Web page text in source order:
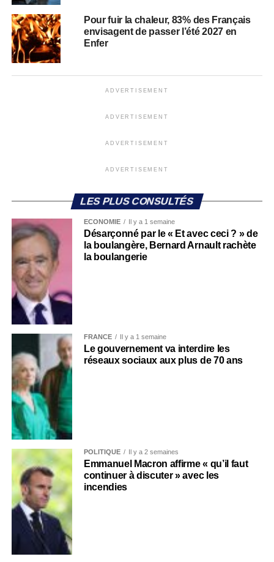
Pour fuir la chaleur, 83% des Français
envisagent de passer l’été 2027 en
Enfer
ADVERTISEMENT
ADVERTISEMENT
ADVERTISEMENT
ADVERTISEMENT
LES PLUS CONSULTÉS
ECONOMIE Il y a 1 semaine
Désarçonné par le « Et avec ceci ? » de
la boulangère, Bernard Arnault rachète
la boulangerie
FRANCE Il y a 1 semaine
Le gouvernement va interdire les
réseaux sociaux aux plus de 70 ans
POLITIQUE Il y a 2 semaines
Emmanuel Macron affirme « qu’il faut
continuer à discuter » avec les
incendies